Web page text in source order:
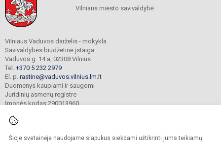
Šioje svetainėje naudojame slapukus siekdami užtikrinti jums teikiamų
Vilniaus miesto savivaldybė
Vilniaus Vaduvos darželis - mokykla
Savivaldybės biudžetinė įstaiga
Vaduvos g. 14 a, 02308 Vilnius
Tel. +370 5 232 2979
El. p. rastine@vaduvos.vilnius.lm.lt
Duomenys kaupiami ir saugomi
Juridinių asmenų registre
Įmonės kodas 290013960
© 2023. Vilniaus Vaduvos darželis - mokykla. Visos teisės saugomos.